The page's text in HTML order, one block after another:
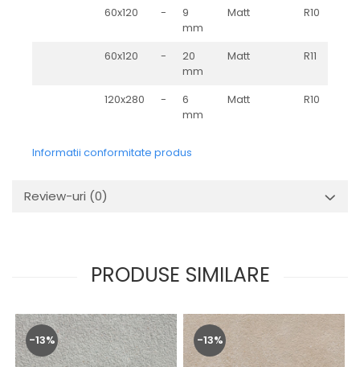
MYSTONE LIMESTONE
MYSTONE LAVAGNA
FRAMMENTO
THIN WALL COVERING
COLORKER
AGORA
60x120 -
9
mm
Matt R10
60x120 -
20
mm
Matt R11
120x280 -
6
mm
Matt R10
Informatii conformitate produs
Review-uri (0)
PRODUSE SIMILARE
-13% -13%